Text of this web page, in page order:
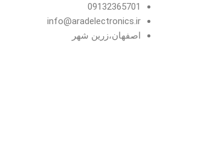
09132365701
info@aradelectronics.ir
اصفهان،زرین شهر